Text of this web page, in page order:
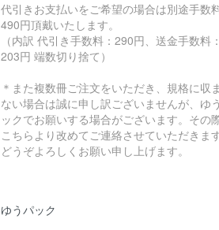
代引きお支払いをご希望の場合は別途手数
490円頂戴いたします。
（内訳 代引き手数料：290円、送金手数料：
203円 端数切り捨て）
＊また複数冊ご注文をいただき、規格に収
ない場合は誠に申し訳ございませんが、ゆ
ックでお願いする場合がございます。その
こちらより改めてご連絡させていただきます
どうぞよろしくお願い申し上げます。
ゆうパック